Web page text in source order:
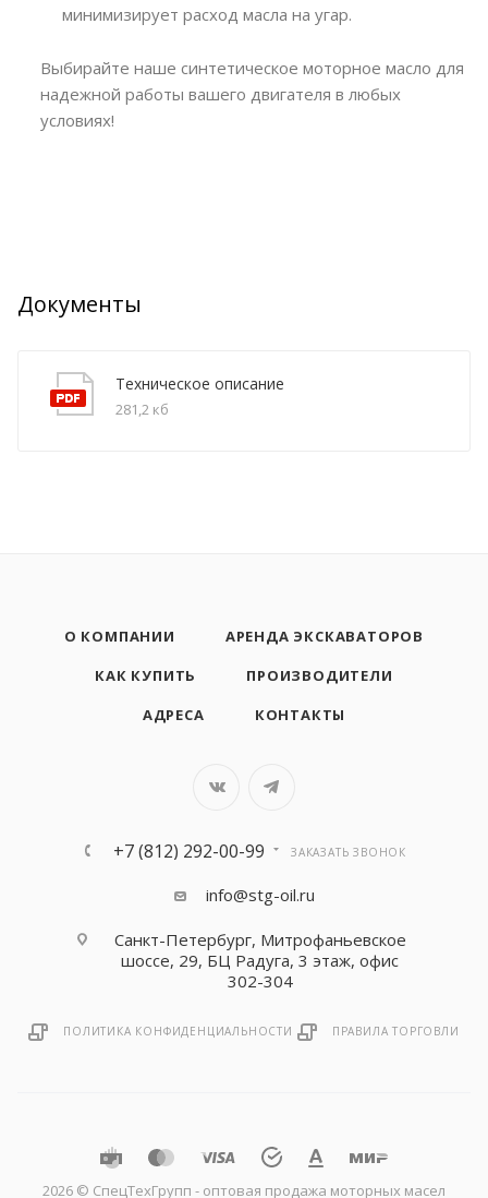
минимизирует расход масла на угар.
Выбирайте наше синтетическое моторное масло для
надежной работы вашего двигателя в любых
условиях!
Документы
Техническое описание
281,2 кб
О КОМПАНИИ
АРЕНДА ЭКСКАВАТОРОВ
КАК КУПИТЬ
ПРОИЗВОДИТЕЛИ
АДРЕСА
КОНТАКТЫ
+7 (812) 292-00-99 ЗАКАЗАТЬ ЗВОНОК
info@stg-oil.ru
Санкт-Петербург, Митрофаньевское
шоссе, 29, БЦ Радуга, 3 этаж, офис
302-304
ПОЛИТИКА КОНФИДЕНЦИАЛЬНОСТИ ПРАВИЛА ТОРГОВЛИ
2026 © CпецТехГрупп - оптовая продажа моторных масел